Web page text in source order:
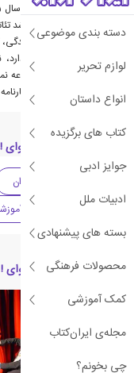
دسته بندی موضوعی
لوازم تحریر
انواع داستان
کتاب های برگزیده
جوایز ادبی
ادبیات ملل
بسته های پیشنهادی
محصولات فرهنگی
کمک آموزشی
مجله‌ی ایران‌کتاب
چی بخونم؟
و کارگردانی، کارشناسی ارشد
دولت آبادی که به
نمایش‌نامه از جمله مجموعه
کودک تا دبیرستان) را در
دسته بندی های کتاب وای
ادبیات کودک و نوجوان
کتاب مصور
مقالات مرتبط با کتاب